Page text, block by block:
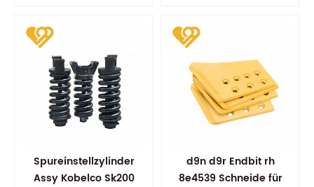
Spureinstellzylinder
Assy Kobelco Sk200
d9n d9r Endbit rh
8e4539 Schneide für